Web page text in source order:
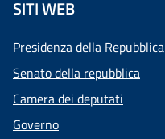
SITI WEB
Presidenza della Repubblica
Senato della repubblica
Camera dei deputati
Governo